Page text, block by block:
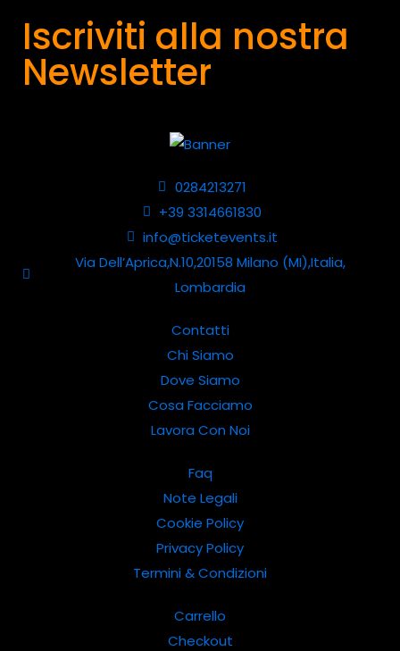
Iscriviti alla nostra
Newsletter
0284213271
+39 3314661830
info@ticketevents.it
Via Dell’Aprica,N.10,20158 Milano (MI),Italia,
Lombardia
Contatti
Chi Siamo
Dove Siamo
Cosa Facciamo
Lavora Con Noi
Faq
Note Legali
Cookie Policy
Privacy Policy
Termini & Condizioni
Carrello
Checkout